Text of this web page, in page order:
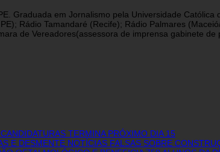
Graduada em Jornalismo pela Universidade
Rádio Tamandaré (Recife); Rádio Palmares
de Vereadores(assessora de imprensa gabinete
TERMINA PRÓXIMO DIA 15
E DESMENTE NOTÍCIAS FALSAS SOBRE